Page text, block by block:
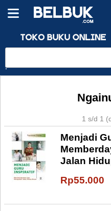
1 s/d 1
Menjadi
Jalan
Rp55.000